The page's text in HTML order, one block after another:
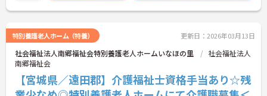
特別養護老人ホーム（特養） 更新日：2026年03月13日
社会福祉法人南郷福祉会特別養護老人ホームいなほの里
社会福祉法人
南郷福祉会
【宮城県／遠田郡】介護福祉士資格手当あり☆残